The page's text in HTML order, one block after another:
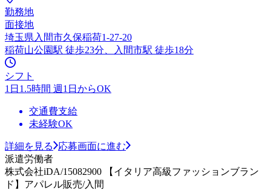
勤務地
面接地
埼玉県入間市久保稲荷1-27-20
稲荷山公園駅 徒歩23分、入間市駅 徒歩18分
シフト
1日1.5時間 週1日からOK
交通費支給
未経験OK
詳細を見る
応募画面に進む
派遣労働者
株式会社iDA/15082900 【イタリア高級ファッションブラン
ド】アパレル販売/入間